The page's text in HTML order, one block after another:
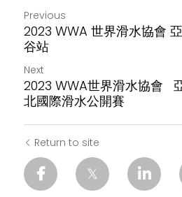
Previous
2023 WWA 世界滑水協會
谷站
Next
2023 WWA世界滑水協會
北國際滑水公開賽
Return to site